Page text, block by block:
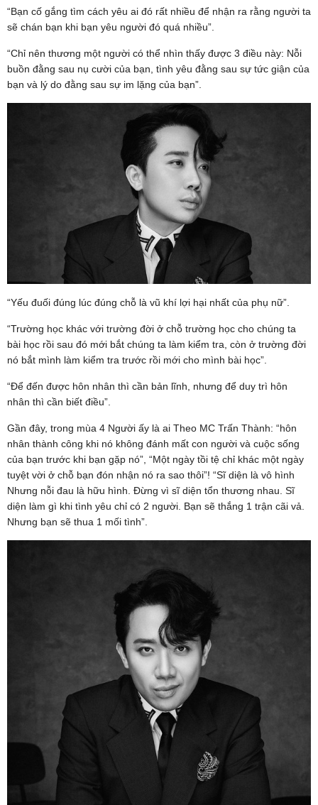
“Bạn cố gắng tìm cách yêu ai đó rất nhiều để nhận ra rằng người ta
sẽ chán bạn khi bạn yêu người đó quá nhiều”.
“Chỉ nên thương một người có thể nhìn thấy được 3 điều này: Nỗi
buồn đằng sau nụ cười của bạn, tình yêu đằng sau sự tức giận của
bạn và lý do đằng sau sự im lặng của bạn”.
“Yếu đuối đúng lúc đúng chỗ là vũ khí lợi hại nhất của phụ nữ”.
“Trường học khác với trường đời ở chỗ trường học cho chúng ta
bài học rồi sau đó mới bắt chúng ta làm kiểm tra, còn ở trường đời
nó bắt mình làm kiểm tra trước rồi mới cho mình bài học”.
“Để đến được hôn nhân thì cần bản lĩnh, nhưng để duy trì hôn
nhân thì cần biết điều”.
Gần đây, trong mùa 4 Người ấy là ai Theo MC Trấn Thành: “hôn
nhân thành công khi nó không đánh mất con người và cuộc sống
của bạn trước khi bạn gặp nó”, “Một ngày tồi tệ chỉ khác một ngày
tuyệt vời ở chỗ bạn đón nhận nó ra sao thôi”! “Sĩ diện là vô hình
Nhưng nỗi đau là hữu hình. Đừng vì sĩ diện tổn thương nhau. Sĩ
diện làm gì khi tình yêu chỉ có 2 người. Bạn sẽ thắng 1 trận cãi vả.
Nhưng bạn sẽ thua 1 mối tình”.